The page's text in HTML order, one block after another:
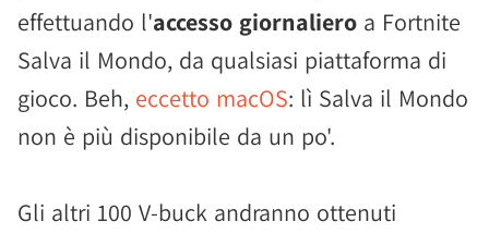
effettuando l'accesso giornaliero a Fortnite
Salva il Mondo, da qualsiasi piattaforma di
gioco. Beh, eccetto macOS: lì Salva il Mondo
non è più disponibile da un po'.
Gli altri 100 V-buck andranno ottenuti